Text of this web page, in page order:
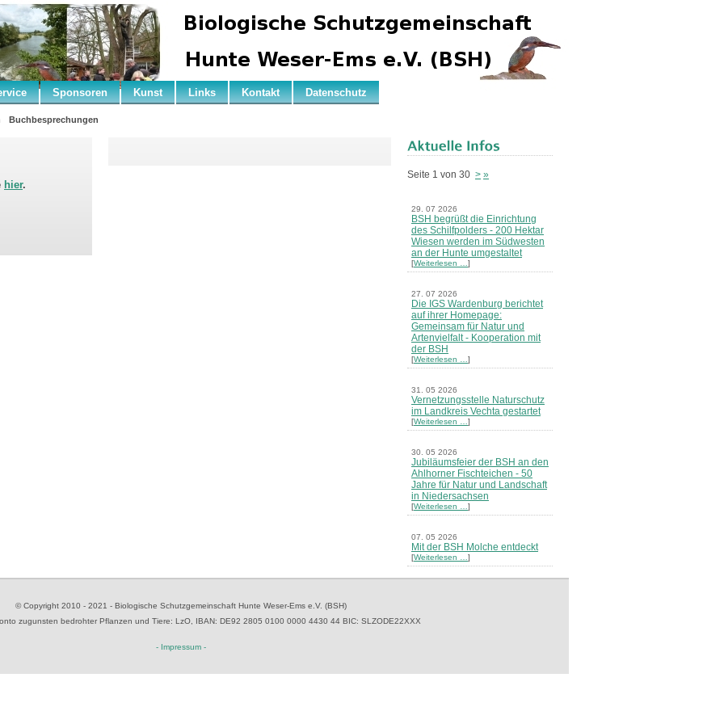
Sponsoren Kunst Links Kontakt Datenschutz
Buchbesprechungen
hier.
Seite 1 von 30 > »
29. 07 2026
BSH begrüßt die Einrichtung
des Schilfpolders - 200 Hektar
Wiesen werden im Südwesten
an der Hunte umgestaltet
[Weiterlesen … ]
27. 07 2026
Die IGS Wardenburg berichtet
auf ihrer Homepage:
Gemeinsam für Natur und
Artenvielfalt - Kooperation mit
der BSH
[Weiterlesen … ]
31. 05 2026
Vernetzungsstelle Naturschutz
im Landkreis Vechta gestartet
[Weiterlesen … ]
30. 05 2026
Jubiläumsfeier der BSH an den
Ahlhorner Fischteichen - 50
Jahre für Natur und Landschaft
in Niedersachsen
[Weiterlesen … ]
07. 05 2026
Mit der BSH Molche entdeckt
[Weiterlesen … ]
[Weiterlesen …
© Copyright 2010 - 2021 - Biologische Schutzgemeinschaft Hunte Weser-Ems e.V. (BSH)
zugunsten bedrohter Pflanzen und Tiere: LzO, IBAN: DE92 2805 0100 0000 4430 44 BIC: SLZODE22XXX
- Impressum -